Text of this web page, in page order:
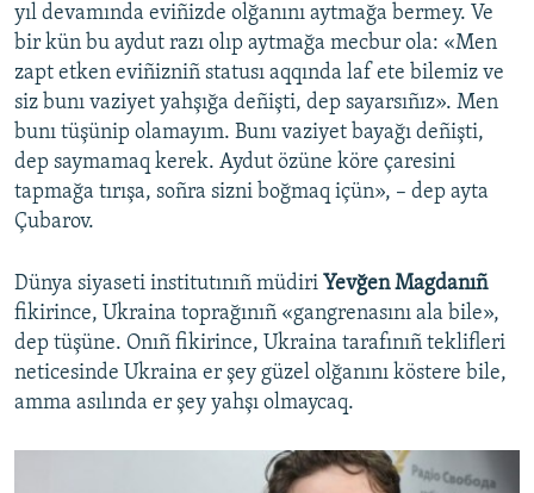
yıl devamında eviñizde olğanını aytmağa bermey. Ve
bir kün bu aydut razı olıp aytmağa mecbur ola: «Men
zapt etken eviñizniñ statusı aqqında laf ete bilemiz ve
siz bunı vaziyet yahşığa deñişti, dep sayarsıñız». Men
bunı tüşünip olamayım. Bunı vaziyet bayağı deñişti,
dep saymamaq kerek. Aydut özüne köre çaresini
tapmağa tırışa, soñra sizni boğmaq içün», – dep ayta
Çubarov.
Dünya siyaseti institutınıñ müdiri Yevğen Magdanıñ
fikirince, Ukraina toprağınıñ «gangrenasını ala bile»,
dep tüşüne. Onıñ fikirince, Ukraina tarafınıñ teklifleri
neticesinde Ukraina er şey güzel olğanını köstere bile,
amma asılında er şey yahşı olmaycaq.